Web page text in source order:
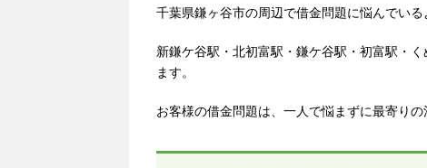
千葉県鎌ヶ谷市の周辺で借金問題に悩んでい
新鎌ケ谷駅・北初富駅・鎌ケ谷駅・初富駅・
ます。
お客様の借金問題は、一人で悩まずに最寄りの